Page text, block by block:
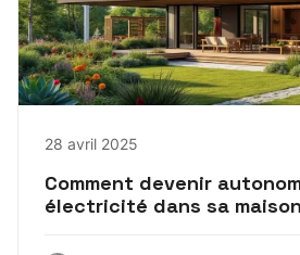
28 avril 2025
Comment devenir
électricité dans sa maison